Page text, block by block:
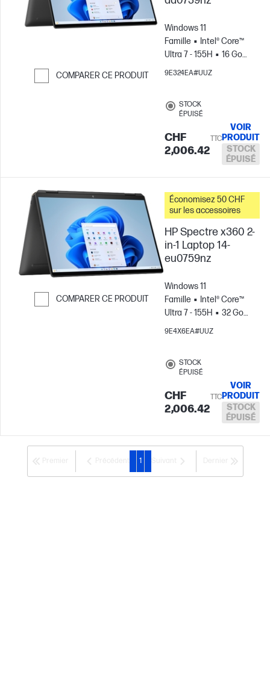
COMPARER CE PRODUIT
Windows 11
Famille
Intel® Core™
Ultra 7 - 155H
16 Go
RAM
1 To Disque
Temps de
graphique Intel®
Arc™
Ordinateur
portable Intel® Evo™
9E324EA#UUZ
STOCK
ÉPUISÉ
CHF
2,006.42
TTC
VOIR
PRODUIT
STOCK
ÉPUISÉ
COMPARER CE PRODUIT
Économisez 50 CHF
sur les accessoires
HP Spectre x360 2-
in-1 Laptop 14-
eu0759nz
Windows 11
Famille
Intel® Core™
Ultra 7 - 155H
32 Go
RAM
2 To Disque
Temps de
graphique Intel®
Arc™
Ordinateur
portable Intel® Evo™
9E4X6EA#UUZ
STOCK
ÉPUISÉ
CHF
2,006.42
TTC
VOIR
PRODUIT
STOCK
ÉPUISÉ
1